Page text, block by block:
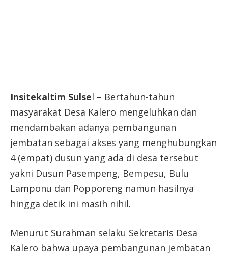
Insitekaltim Sulsel – Bertahun-tahun
masyarakat Desa Kalero mengeluhkan dan
mendambakan adanya pembangunan
jembatan sebagai akses yang menghubungkan
4 (empat) dusun yang ada di desa tersebut
yakni Dusun Pasempeng, Bempesu, Bulu
Lamponu dan Popporeng namun hasilnya
hingga detik ini masih nihil.
Menurut Surahman selaku Sekretaris Desa
Kalero bahwa upaya pembangunan jembatan